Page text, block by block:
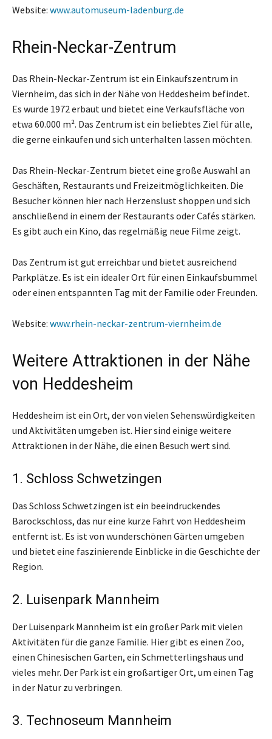
Website: www.automuseum-ladenburg.de
Rhein-Neckar-Zentrum
Das Rhein-Neckar-Zentrum ist ein Einkaufszentrum in
Viernheim, das sich in der Nähe von Heddesheim befindet.
Es wurde 1972 erbaut und bietet eine Verkaufsfläche von
etwa 60.000 m². Das Zentrum ist ein beliebtes Ziel für alle,
die gerne einkaufen und sich unterhalten lassen möchten.
Das Rhein-Neckar-Zentrum bietet eine große Auswahl an
Geschäften, Restaurants und Freizeitmöglichkeiten. Die
Besucher können hier nach Herzenslust shoppen und sich
anschließend in einem der Restaurants oder Cafés stärken.
Es gibt auch ein Kino, das regelmäßig neue Filme zeigt.
Das Zentrum ist gut erreichbar und bietet ausreichend
Parkplätze. Es ist ein idealer Ort für einen Einkaufsbummel
oder einen entspannten Tag mit der Familie oder Freunden.
Website: www.rhein-neckar-zentrum-viernheim.de
Weitere Attraktionen in der Nähe
von Heddesheim
Heddesheim ist ein Ort, der von vielen Sehenswürdigkeiten
und Aktivitäten umgeben ist. Hier sind einige weitere
Attraktionen in der Nähe, die einen Besuch wert sind.
1. Schloss Schwetzingen
Das Schloss Schwetzingen ist ein beeindruckendes
Barockschloss, das nur eine kurze Fahrt von Heddesheim
entfernt ist. Es ist von wunderschönen Gärten umgeben
und bietet eine faszinierende Einblicke in die Geschichte der
Region.
2. Luisenpark Mannheim
Der Luisenpark Mannheim ist ein großer Park mit vielen
Aktivitäten für die ganze Familie. Hier gibt es einen Zoo,
einen Chinesischen Garten, ein Schmetterlingshaus und
vieles mehr. Der Park ist ein großartiger Ort, um einen Tag
in der Natur zu verbringen.
3. Technoseum Mannheim